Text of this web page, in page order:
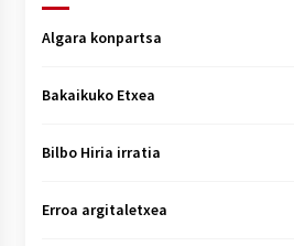
Algara konpartsa
Bakaikuko Etxea
Bilbo Hiria irratia
Erroa argitaletxea